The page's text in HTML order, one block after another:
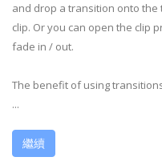
and drop a transition onto
clip. Or you can open the clip
fade in / out.
The benefit of using
...
繼續